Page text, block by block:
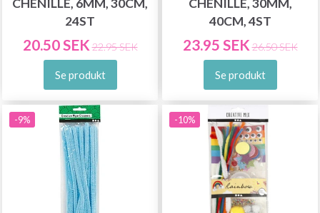
CHENILLE, 6MM, 30CM,
24ST
20.50 SEK 22.95 SEK
Se produkt
CHENILLE, 30MM,
40CM, 4ST
23.95 SEK 26.50 SEK
Se produkt
-9% -10%